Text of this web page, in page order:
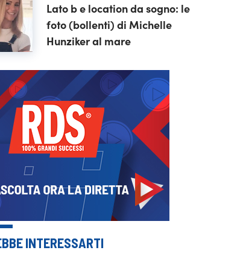
Lato b e location da sogno: le
foto (bollenti) di Michelle
Hunziker al mare
INTERESSARTI